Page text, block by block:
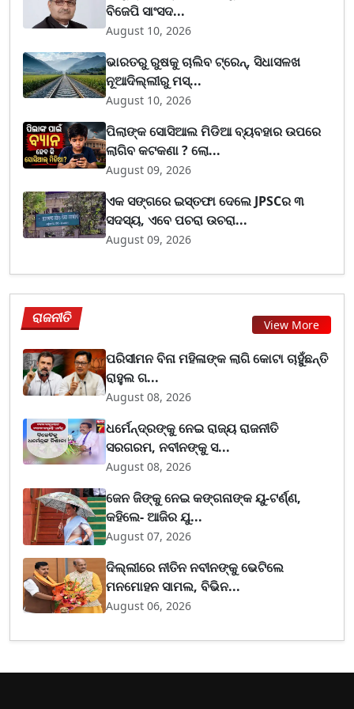
ବିଜେପି ସାଂସଦ...
August 10, 2026
ଭାରତରୁ ରୁଷକୁ ଚାଲିବ ଟ୍ରେନ୍, ସିଧାସଳଖ
ନୂଆଦିଲ୍ଲୀରୁ ମସ୍...
August 10, 2026
ପିଲାଙ୍କ ସୋସିଆଲ ମିଡିଆ ବ୍ୟବହାର ଉପରେ
ଲାଗିବ କଟକଣା ? ଲୋ...
August 09, 2026
ଏକ ସଙ୍ଗରେ ଇସ୍ତଫା ଦେଲେ JPSCର ୩
ସଦସ୍ୟ, ଏବେ ପଚରା ଉଚରା...
August 09, 2026
ରାଜନୀତି View More
ପରିସୀମନ ବିନା ମହିଳାଙ୍କ ଲାଗି କୋଟା ଚାହୁଁଛନ୍ତି
ରାହୁଲ ଗ...
August 08, 2026
ଧର୍ମେନ୍ଦ୍ରଙ୍କୁ ନେଇ ରାଜ୍ୟ ରାଜନୀତି
ସରଗରମ, ନବୀନଙ୍କୁ ସ...
August 08, 2026
ଜେନ ଜିଙ୍କୁ ନେଇ କଙ୍ଗନାଙ୍କ ୟୁ-ଟର୍ଣ୍ଣ,
କହିଲେ- ଆଜିର ଯୁ...
August 07, 2026
ଦିଲ୍ଲୀରେ ନୀତିନ ନବୀନଙ୍କୁ ଭେଟିଲେ
ମନମୋହନ ସାମଲ, ବିଭିନ...
August 06, 2026